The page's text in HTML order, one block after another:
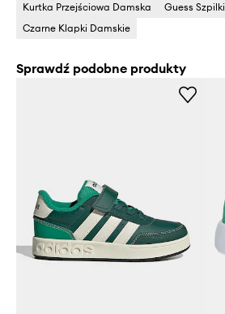
Kurtka Przejściowa Damska
Guess Szpilki
Czarne Klapki Damskie
Sprawdź podobne produkty